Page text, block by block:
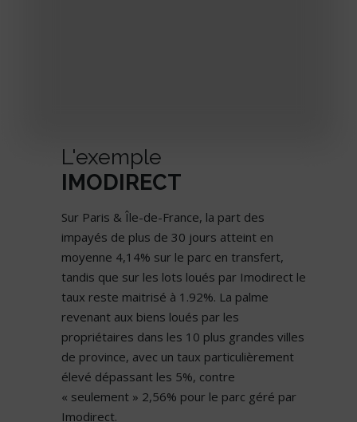
L'exemple
IMODIRECT
Sur Paris & Île-de-France, la part des
impayés de plus de 30 jours atteint en
moyenne 4,14% sur le parc en transfert,
tandis que sur les lots loués par Imodirect le
taux reste maitrisé à 1.92%. La palme
revenant aux biens loués par les
propriétaires dans les 10 plus grandes villes
de province, avec un taux particulièrement
élevé dépassant les 5%, contre
« seulement » 2,56% pour le parc géré par
Imodirect.